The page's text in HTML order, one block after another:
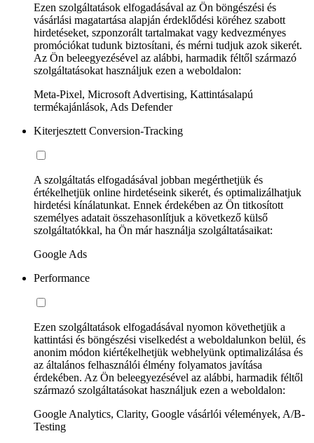
Ezen szolgáltatások elfogadásával az Ön böngészési és
vásárlási magatartása alapján érdeklődési köréhez szabott
hirdetéseket, szponzorált tartalmakat vagy kedvezményes
promóciókat tudunk biztosítani, és mérni tudjuk azok sikerét.
Az Ön beleegyezésével az alábbi, harmadik féltől származó
szolgáltatásokat használjuk ezen a weboldalon:
Meta-Pixel, Microsoft Advertising, Kattintásalapú
termékajánlások, Ads Defender
Kiterjesztett Conversion-Tracking
A szolgáltatás elfogadásával jobban megérthetjük és
értékelhetjük online hirdetéseink sikerét, és optimalizálhatjuk
hirdetési kínálatunkat. Ennek érdekében az Ön titkosított
személyes adatait összehasonlítjuk a következő külső
szolgáltatókkal, ha Ön már használja szolgáltatásaikat:
Google Ads
Performance
Ezen szolgáltatások elfogadásával nyomon követhetjük a
kattintási és böngészési viselkedést a weboldalunkon belül, és
anonim módon kiértékelhetjük webhelyünk optimalizálása és
az általános felhasználói élmény folyamatos javítása
érdekében. Az Ön beleegyezésével az alábbi, harmadik féltől
származó szolgáltatásokat használjuk ezen a weboldalon:
Google Analytics, Clarity, Google vásárlói vélemények, A/B-
Testing